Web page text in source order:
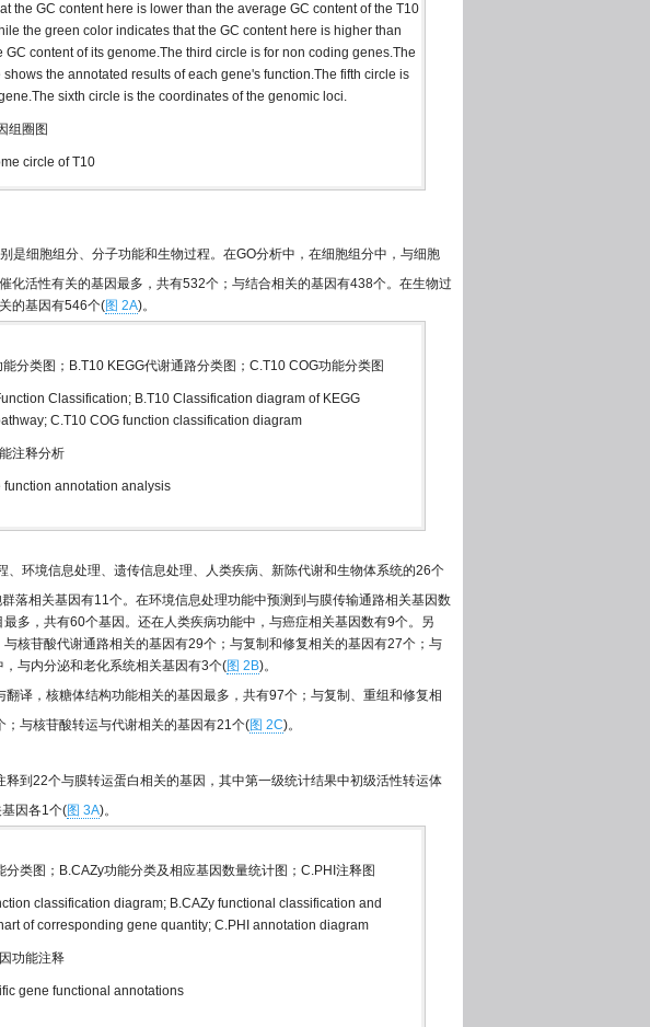
the GC content here is lower than the average GC content of the T10
the green color indicates that the GC content here is higher than
GC content of its genome.The third circle is for non coding genes.The
shows the annotated results of each gene's function.The fifth circle is
sixth circle is the coordinates of the genomic loci.
组圈图
circle of T10
细胞组分、分子功能和生物过程。在GO分析中，在细胞组分中，与细胞
化活性有关的基因最多，共有532个；与结合相关的基因有438个。在生物过
的基因有546个(图 2A)。
分类图；B.T10 KEGG代谢通路分类图；C.T10 COG功能分类图
Classification; B.T10 Classification diagram of KEGG
C.T10 COG function classification diagram
注释分析
function annotation analysis
环境信息处理、遗传信息处理、人类疾病、新陈代谢和生物体系统的26个
落相关基因有11个。在环境信息处理功能中预测到与膜传输通路相关基因数
多，共有60个基因。还在人类疾病功能中，与癌症相关基因数有9个。另
核苷酸代谢通路相关的基因有29个；与复制和修复相关的基因有27个；与
与内分泌和老化系统相关基因有3个(图 2B)。
译，核糖体结构功能相关的基因最多，共有97个；与复制、重组和修复相
与核苷酸转运与代谢相关的基因有21个(图 2C)。
22个与膜转运蛋白相关的基因，其中第一级统计结果中初级活性转运体
因各1个(图 3A)。
分类图；B.CAZy功能分类及相应基因数量统计图；C.PHI注释图
classification diagram; B.CAZy functional classification and
of corresponding gene quantity; C.PHI annotation diagram
功能注释
gene functional annotations